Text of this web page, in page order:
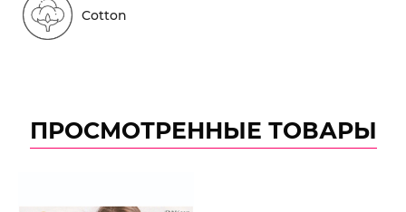
Cotton
ПРОСМОТРЕННЫЕ ТОВАРЫ